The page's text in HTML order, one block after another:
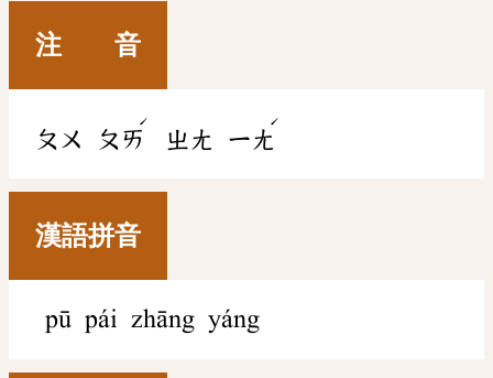
注 音
ㄆㄨ ㄆㄞ
ˊ
ㄓㄤ ㄧㄤ
ˊ
漢語拼音
pū pái zhāng yáng